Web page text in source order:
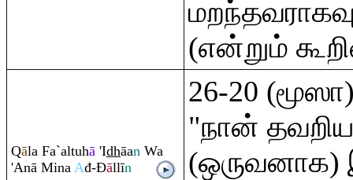
(என்றும்
Qāla Fa`altuhā 'Idhāan Wa
'Anā Mina Ađ-Đāllīn
26-20
"நான்
(ஒருவனாக)